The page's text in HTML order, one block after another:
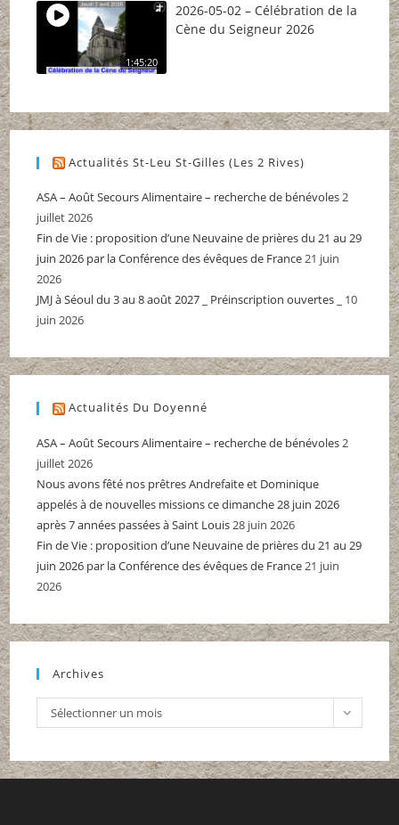
1:45:20
2026-05-02 – Célébration de la
Cène du Seigneur 2026
Actualités St-Leu St-Gilles (Les 2 Rives)
ASA – Août Secours Alimentaire – recherche de bénévoles2
juillet 2026
Fin de Vie : proposition d’une Neuvaine de prières du 21 au 29
juin 2026 par la Conférence des évêques de France21 juin
2026
JMJ à Séoul du 3 au 8 août 2027 _ Préinscription ouvertes _
10
juin 2026
Actualités Du Doyenné
ASA – Août Secours Alimentaire – recherche de bénévoles2
juillet 2026
Nous avons fêté nos prêtres Andrefaite et Dominique
appelés à de nouvelles missions ce dimanche 28 juin 2026
après 7 années passées à Saint Louis28 juin 2026
Fin de Vie : proposition d’une Neuvaine de prières du 21 au 29
juin 2026 par la Conférence des évêques de France21 juin
2026
Archives
Archives
Sélectionner un mois